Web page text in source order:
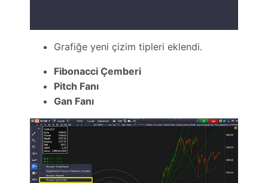
Grafiğe yeni çizim tipleri eklendi.
Fibonacci Çemberi
Pitch Fanı
Gan Fanı